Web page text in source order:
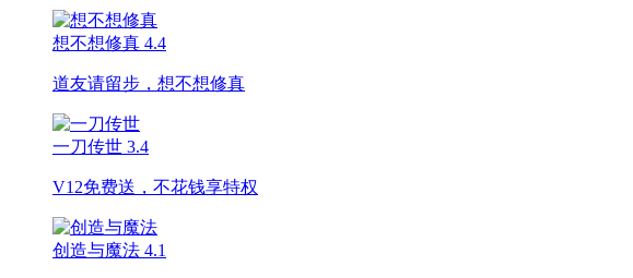
想不想修真 4.4
道友请留步，想不想修真
一刀传世 3.4
V12免费送，不花钱享特权
创造与魔法 4.1